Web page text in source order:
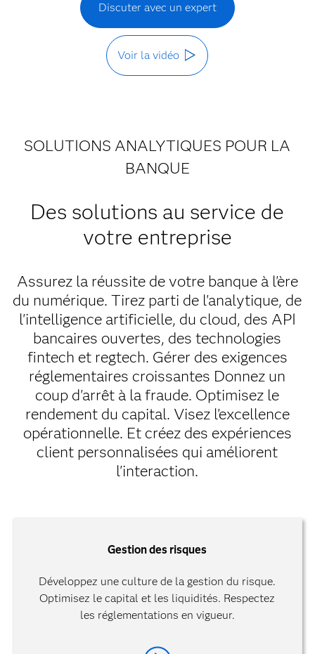
Discuter avec un expert
Voir la vidéo
SOLUTIONS ANALYTIQUES POUR LA
BANQUE
Des solutions au service de
votre entreprise
Assurez la réussite de votre banque à l'ère
du numérique. Tirez parti de l'analytique, de
l'intelligence artificielle, du cloud, des API
bancaires ouvertes, des technologies
fintech et regtech. Gérer des exigences
réglementaires croissantes Donnez un
coup d'arrêt à la fraude. Optimisez le
rendement du capital. Visez l'excellence
opérationnelle. Et créez des expériences
client personnalisées qui améliorent
l'interaction.
Gestion des risques
Développez une culture de la gestion du risque.
Optimisez le capital et les liquidités. Respectez
les réglementations en vigueur.